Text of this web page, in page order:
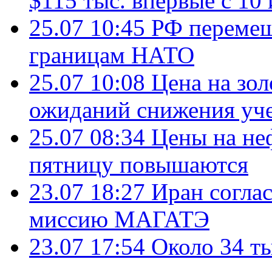
25.07 10:45 РФ
границам НАТО
25.07 10:08 Цена на
ожиданий снижения
25.07 08:34 Цены на
пятницу повышаются
23.07 18:27 Иран
миссию МАГАТЭ
23.07 17:54 Около 34